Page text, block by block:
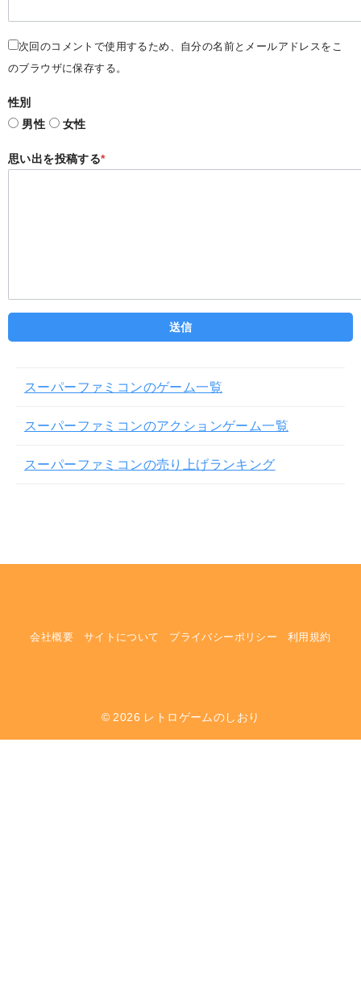
次回のコメントで使用するため、自分の名前とメールアドレスをこ
のブラウザに保存する。
性別
男性
女性
思い出を投稿する*
スーパーファミコンのゲーム一覧
スーパーファミコンのアクションゲーム一覧
スーパーファミコンの売り上げランキング
会社概要 サイトについて プライバシーポリシー 利用規約
© 2026 レトロゲームのしおり